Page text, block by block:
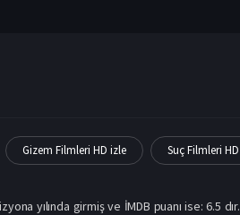
Gizem Filmleri HD izle Suç Filmleri
yılında girmiş ve İMDB puanı ise: 6.5